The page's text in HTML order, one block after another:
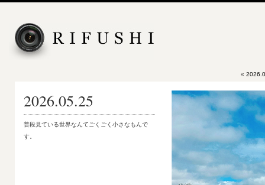
«
2026.05.25
普段見ている世界なんてごくごく小さなもんで
す。